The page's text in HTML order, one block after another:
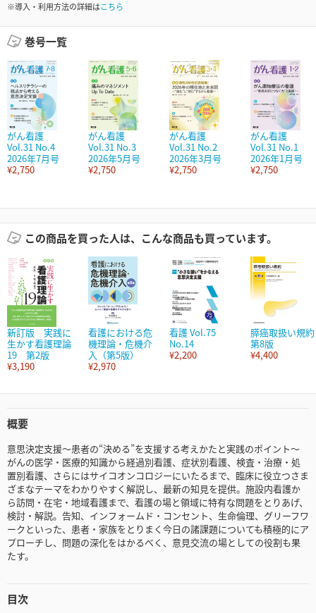
※導入・利用方法の詳細はこちら
巻号一覧
がん看護
Vol.31 No.4
2026年7月号
¥2,750
がん看護
Vol.31 No.3
2026年5月号
¥2,750
がん看護
Vol.31 No.2
2026年3月号
¥2,750
がん看護
Vol.31 No.1
2026年1月号
¥2,750
この商品を買った人は、こんな商品も買っています。
新訂版 実践に
生かす看護理論
19 第2版
¥3,190
看護における危
機理論・危機介
入（第5版）
¥2,970
看護 Vol.75
No.14
¥2,200
膵癌取扱い規約
第8版
¥4,400
概要
意思決定支援～患者の“決める”を支援する考えかたと実践のポイント～
がんの医学・医療的知識から経過別看護、症状別看護、検査・治療・処
置別看護、さらにはサイコオンコロジーにいたるまで、臨床に役立つさま
ざまなテーマをわかりやすく解説し、最新の知見を提供。施設内看護か
ら訪問・在宅・地域看護まで、看護の場と領域に特有な問題をとりあげ、
検討・解説。告知、インフォームド・コンセント、生命倫理、グリーフワ
ークといった、患者・家族をとりまく今日の諸課題についても積極的にア
プローチし、問題の深化をはかるべく、意見交流の場としての役割も果
たす。
目次